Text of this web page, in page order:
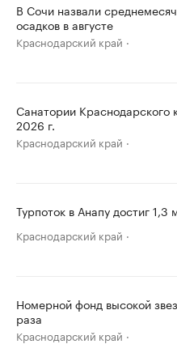
В Сочи назвали
осадков в августе
Краснодарский край
Санатории Краснодарского
2026 г.
Краснодарский край
Турпоток в Анапу достиг
Краснодарский край
Номерной фонд высокой
раза
Краснодарский край